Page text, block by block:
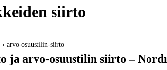
siirto
arvo-osuustilin-siirto
ja arvo-osuustilin siirto –